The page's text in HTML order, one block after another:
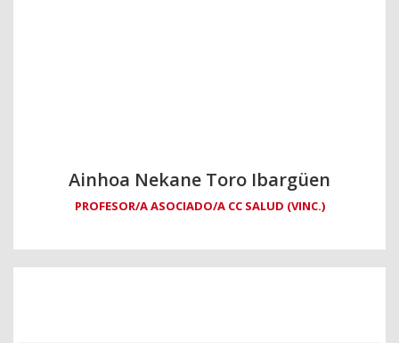
Ainhoa Nekane Toro Ibargüen
PROFESOR/A ASOCIADO/A CC SALUD (VINC.)